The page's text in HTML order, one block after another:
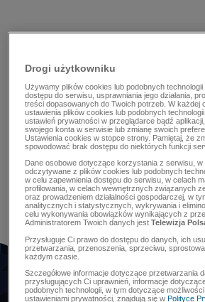
Drogi użytkowniku
Używamy plików cookies lub podobnych
dostępu do serwisu, usprawniania jego działania,
treści dopasowanych do Twoich potrzeb. W każdej
ustawienia plików cookies lub podobnych
ustawień prywatności w przeglądarce bądź
swojego konta w serwisie lub zmianę swoich
Ustawienia cookies w stopce strony. Pamiętaj, że
spowodować brak dostępu do niektórych funkcji
Dane osobowe dotyczące korzystania z serwisu,
odczytywane z plików cookies lub podobnych
w celu zapewnienia dostępu do serwisu, w celach
profilowania, w celach wewnętrznych związanych
oraz prowadzeniem działalności gospodarczej, w
analitycznych i statystycznych, wykrywania i
celu wykonywania obowiązków wynikających z
Administratorem Twoich danych jestTelewizja
Przysługuje Ci prawo do dostępu do danych, ich
przetwarzania, przenoszenia, sprzeciwu,
każdym czasie.
Szczegółowe informacje dotyczące przetwarzania
przysługujących Ci uprawnień, informacje
podobnych technologii, w tym dotyczące
ustawieniami prywatności, znajdują się wPolityce